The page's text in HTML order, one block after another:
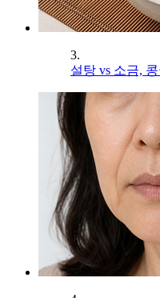
3.
설탕 vs 소금,